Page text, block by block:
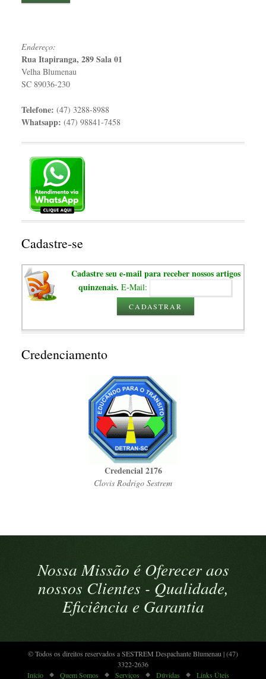
Endereço:
Rua Itapiranga, 289 Sala 01
Velha Blumenau
SC 89036-230
Telefone: (47) 3288-8988
Whatsapp: (47) 98841-7458
Cadastre-se
Cadastre seu e-mail para receber nossos artigos
quinzenais. E-Mail:
CADASTRAR
Credenciamento
Credencial 2176
Clovis Rodrigo Sestrem
Nossa Missão é Oferecer aos
nossos Clientes - Qualidade,
Eficiência e Garantia
© Todos os direitos reservados a SESTREM Despachante Blumenau | (47)
3322-2636
Início
Quem Somos Serviços Dúvidas Links Úteis